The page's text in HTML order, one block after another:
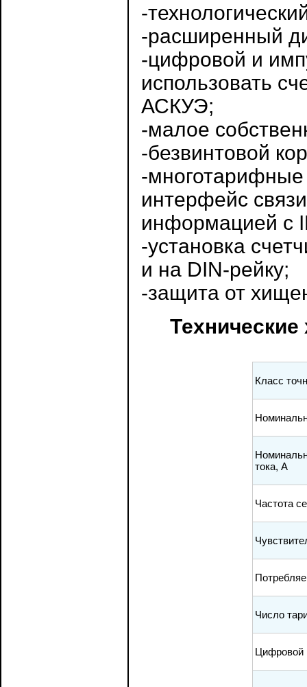
-
-расширенный
-цифровой и
использовать
АСКУЭ;
-малое
-безвинтовой
-многотарифные
интерфейс
информацией с
-установка
и на DIN-рейку;
-защита от
Технические
Класс
тока, А
Частота
Число
Цифровой